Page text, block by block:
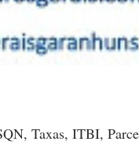
Taxas, ITBI,